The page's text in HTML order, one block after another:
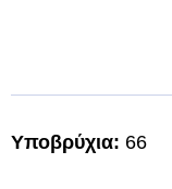
Υποβρύχια: 66